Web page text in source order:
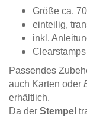
Größe ca.
einteilig,
inkl.
Passendes
auch Karten oder
erhältlich.
Da der Stempel